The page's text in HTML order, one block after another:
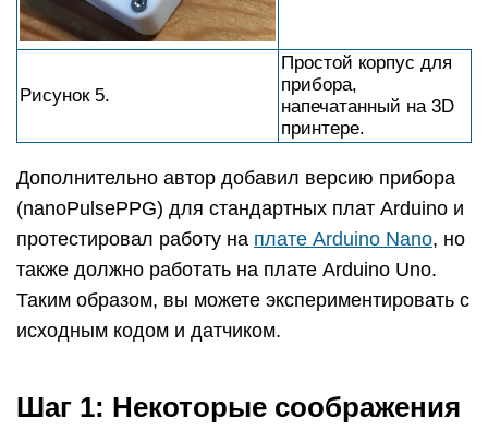
Рисунок 5.
Простой корпус для
прибора,
напечатанный на 3D
принтере.
Дополнительно автор добавил версию прибора
(nanoPulsePPG) для стандартных плат Arduino и
протестировал работу на плате Arduino Nano, но
также должно работать на плате Arduino Uno.
Таким образом, вы можете экспериментировать с
исходным кодом и датчиком.
Шаг 1: Некоторые соображения